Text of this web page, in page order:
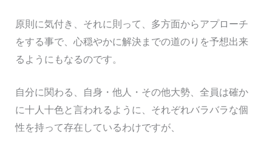
原則に気付き、それに則って、多方面からアプローチ
をする事で、心穏やかに解決までの道のりを予想出来
るようにもなるのです。
自分に関わる、自身・他人・その他大勢、全員は確か
に十人十色と言われるように、それぞれバラバラな個
性を持って存在しているわけですが、